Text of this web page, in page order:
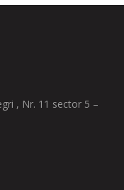
, Nr. 11 sector 5 –